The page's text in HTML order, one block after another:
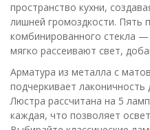
пространство кухни,
лишней громоздкости. Пять
комбинированного стекла
мягко рассеивают свет,
Арматура из металла с
подчеркивает лаконичность
Люстра рассчитана на 5
каждая, что позволяет